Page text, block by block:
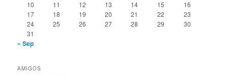
10
11 12 13 14 15
16
17
18 19 20 21 22
23
24
25 26 27 28 29
30
31
« Sep
AMIGOS